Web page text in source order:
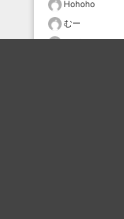
Hohoho
むー
ナガムさん